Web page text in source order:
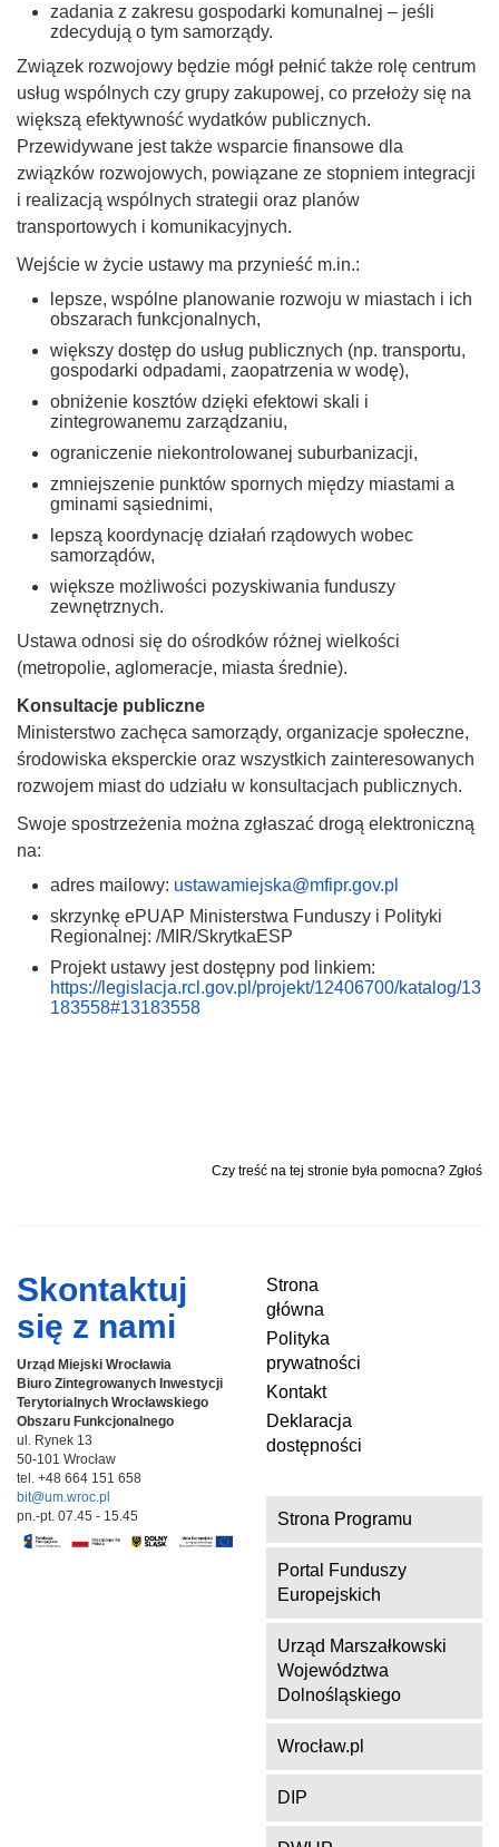
zadania z zakresu gospodarki komunalnej – jeśli
zdecydują o tym samorządy.
Związek rozwojowy będzie mógł pełnić także rolę centrum
usług wspólnych czy grupy zakupowej, co przełoży się na
większą efektywność wydatków publicznych.
Przewidywane jest także wsparcie finansowe dla
związków rozwojowych, powiązane ze stopniem integracji
i realizacją wspólnych strategii oraz planów
transportowych i komunikacyjnych.
Wejście w życie ustawy ma przynieść m.in.:
lepsze, wspólne planowanie rozwoju w miastach i ich
obszarach funkcjonalnych,
większy dostęp do usług publicznych (np. transportu,
gospodarki odpadami, zaopatrzenia w wodę),
obniżenie kosztów dzięki efektowi skali i
zintegrowanemu zarządzaniu,
ograniczenie niekontrolowanej suburbanizacji,
zmniejszenie punktów spornych między miastami a
gminami sąsiednimi,
lepszą koordynację działań rządowych wobec
samorządów,
większe możliwości pozyskiwania funduszy
zewnętrznych.
Ustawa odnosi się do ośrodków różnej wielkości
(metropolie, aglomeracje, miasta średnie).
Konsultacje publiczne
Ministerstwo zachęca samorządy, organizacje społeczne,
środowiska eksperckie oraz wszystkich zainteresowanych
rozwojem miast do udziału w konsultacjach publicznych.
Swoje spostrzeżenia można zgłaszać drogą elektroniczną
na:
adres mailowy: ustawamiejska@mfipr.gov.pl
skrzynkę ePUAP Ministerstwa Funduszy i Polityki
Regionalnej: /MIR/SkrytkaESP
Projekt ustawy jest dostępny pod linkiem:
https://legislacja.rcl.gov.pl/projekt/12406700/katalog/13
183558#13183558
Czy treść na tej stronie była pomocna? Zgłoś
Skontaktuj
się z nami
Urząd Miejski Wrocławia
Biuro Zintegrowanych Inwestycji
Terytorialnych Wrocławskiego
Obszaru Funkcjonalnego
ul. Rynek 13
50-101 Wrocław
tel. +48 664 151 658
bit@um.wroc.pl
pn.-pt. 07.45 - 15.45
Strona
główna
Polityka
prywatności
Kontakt
Deklaracja
dostępności
Strona Programu
Portal Funduszy
Europejskich
Urząd Marszałkowski
Województwa
Dolnośląskiego
Wrocław.pl
DIP